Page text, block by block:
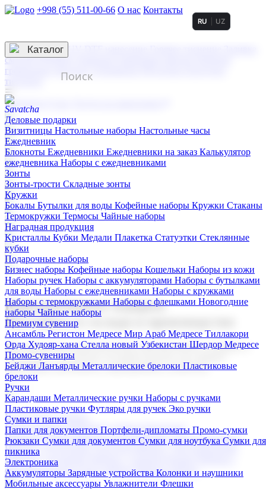
+998 (55) 511-00-66 О нас Контакты
3D гравировка
смолой (Doming)
гравировка твердая
тиснение
RU UZ
☰
Контакты
Каталог
Деловые подарки
Визитницы Настольные наборы Настольные часы
Ежедневник
Блокноты Ежедневники Ежедневники на заказ Калькулятор
ежедневника Наборы с ежедневниками
Зонты
Зонты-трости Складные зонты
Кружки
Бокалы Бутылки для воды Кофейные наборы Кружки Стаканы
Термокружки Термосы Чайные наборы
Наградная продукция
Kристаллы Кубки Медали Плакетка Статуэтки Стеклянные
кубки
Подарочные наборы
Бизнес наборы Кофейные наборы Кошельки Наборы из кожи
Наборы ручек Наборы с аккумуляторами Наборы с бутылками
для воды Наборы с ежедневниками Наборы с кружками
Наборы с термокружками Наборы с флешками Новогодние
наборы Чайные наборы
Премиум сувенир
Ансамбль Регистон Медресе Мир Араб Медресе Тиллакори
Орда Худояр-хана Стелла новый Узбекистан Шердор Медресе
Промо-сувениры
Бейджи Ланъярды Металлические брелоки Пластиковые
брелоки
Ручки
Карандаши Металлические ручки Наборы с ручками
Пластиковые ручки Футляры для ручек Эко ручки
Сумки и папки
Папки для документов Портфели-дипломаты Промо-сумки
Рюкзаки Сумки для документов Сумки для ноутбука Сумки для
пикника
Электроника
Аккумуляторы Зарядные устройства Колонки и наушники
Мобильные аксессуары Увлажнители Флешки
Корпоративные подарки
Поставка со склада и производство
Мы предлагаем широкий выбор корпоративных подарков и
сувениров с логотипом. В нашем каталоге вы найдете
продукцию для бизнеса, мероприятия и клиентов.
Подарочные наборы
Бизнес наборыКофейные наборы Кошельки
Наборы из кожиНаборы ручекНаборы с аккумуляторами
Наборы с бутылками для воды
Наборы с ежедневниками
Наборы с кружками
флешкамиНовогодние наборыЧайные наборы